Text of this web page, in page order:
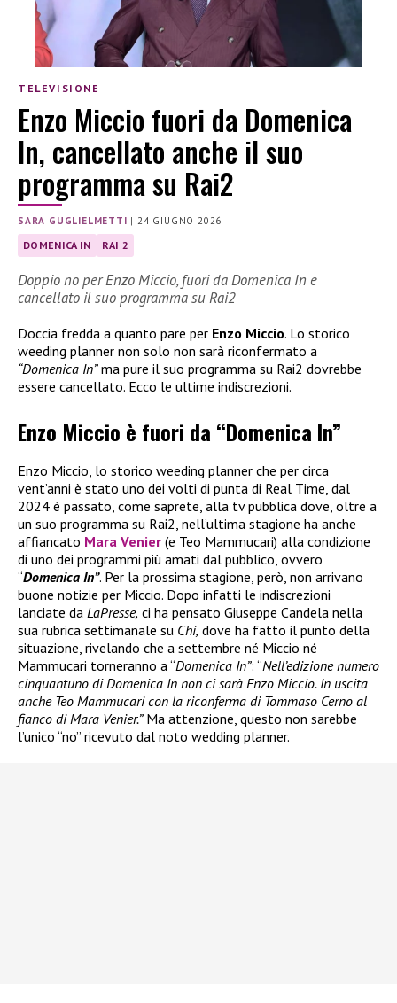
TELEVISIONE
Enzo Miccio fuori da Domenica
In, cancellato anche il suo
programma su Rai2
SARA GUGLIELMETTI | 24 GIUGNO 2026
DOMENICA IN RAI 2
Doppio no per Enzo Miccio, fuori da Domenica In e
cancellato il suo programma su Rai2
Doccia fredda a quanto pare per Enzo Miccio. Lo storico
weeding planner non solo non sarà riconfermato a
“Domenica In”ma pure il suo programma su Rai2 dovrebbe
essere cancellato. Ecco le ultime indiscrezioni.
Enzo Miccio è fuori da “Domenica In”
Enzo Miccio, lo storico weeding planner che per circa
vent’anni è stato uno dei volti di punta di Real Time, dal
2024 è passato, come saprete, alla tv pubblica dove, oltre a
un suo programma su Rai2, nell’ultima stagione ha anche
affiancato Mara Venier (e Teo Mammucari) alla condizione
di uno dei programmi più amati dal pubblico, ovvero
“Domenica In”. Per la prossima stagione, però, non arrivano
buone notizie per Miccio. Dopo infatti le indiscrezioni
lanciate da LaPresse, ci ha pensato Giuseppe Candela nella
sua rubrica settimanale su Chi, dove ha fatto il punto della
situazione, rivelando che a settembre né Miccio né
Mammucari torneranno a “Domenica In”: “Nell’edizione numero
cinquantuno di Domenica In non ci sarà Enzo Miccio. In uscita
anche Teo Mammucari con la riconferma di Tommaso Cerno al
fianco di Mara Venier.”Ma attenzione, questo non sarebbe
l’unico “no” ricevuto dal noto wedding planner.